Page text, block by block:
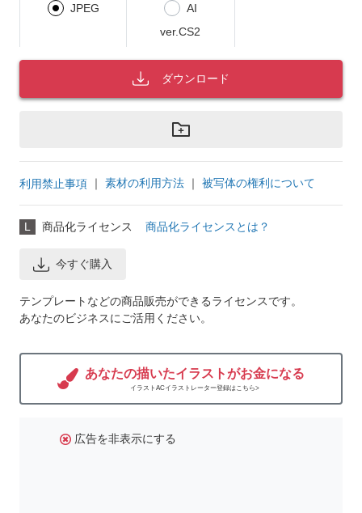
JPEG
AI
ver.CS2
ダウンロード
利用禁止事項 ｜ 素材の利用方法 ｜ 被写体の権利について
L 商品化ライセンス 商品化ライセンスとは？
今すぐ購入
テンプレートなどの商品販売ができるライセンスです。
あなたのビジネスにご活用ください。
あなたの描いたイラストがお金になる
イラストACイラストレーター登録はこちら>
広告を非表示にする